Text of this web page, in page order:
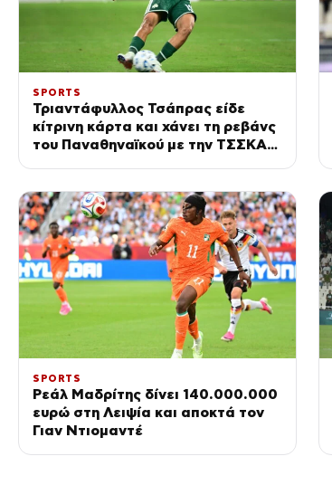
SPORTS
Τριαντάφυλλος Τσάπρας είδε
κίτρινη κάρτα και χάνει τη ρεβάνς
του Παναθηναϊκού με την ΤΣΣΚΑ
SPORTS
Ρεάλ Μαδρίτης δίνει 140.000.000
ευρώ στη Λειψία και αποκτά τον
Γιαν Ντιομαντέ